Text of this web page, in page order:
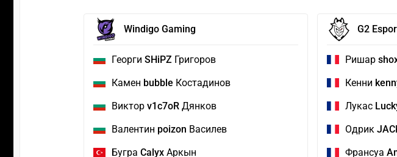
Windigo Gaming
Георги SHiPZ Григоров
Камен bubble Костадинов
Виктор v1c7oR Дянков
Валентин poizon Василев
Бугра Calyx Аркын
G2
Ришар
Кенни
Лукас
Одрик
Франсуа